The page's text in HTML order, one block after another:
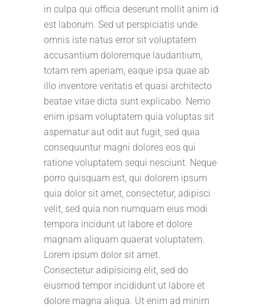
in culpa qui officia deserunt mollit anim id
est laborum. Sed ut perspiciatis unde
omnis iste natus error sit voluptatem
accusantium doloremque laudantium,
totam rem aperiam, eaque ipsa quae ab
illo inventore veritatis et quasi architecto
beatae vitae dicta sunt explicabo. Nemo
enim ipsam voluptatem quia voluptas sit
aspernatur aut odit aut fugit, sed quia
consequuntur magni dolores eos qui
ratione voluptatem sequi nesciunt. Neque
porro quisquam est, qui dolorem ipsum
quia dolor sit amet, consectetur, adipisci
velit, sed quia non numquam eius modi
tempora incidunt ut labore et dolore
magnam aliquam quaerat voluptatem.
Lorem ipsum dolor sit amet.
Consectetur adipisicing elit, sed do
eiusmod tempor incididunt ut labore et
dolore magna aliqua. Ut enim ad minim